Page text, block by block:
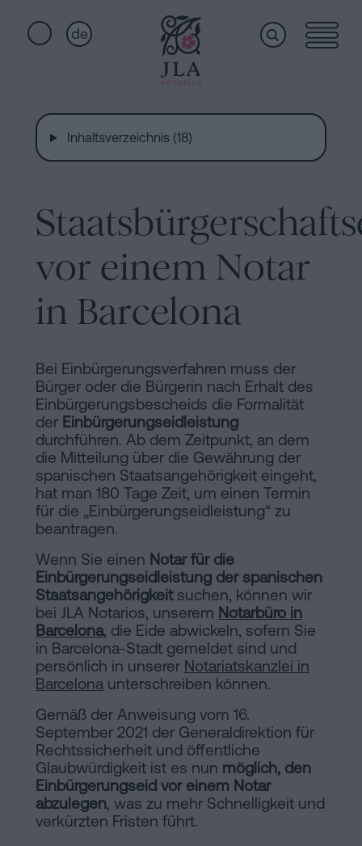
de
Home
Dienstleistungen
Wer
wir
sind
Installationen
Online-
Notariat
Blog
Kontaktieren
Rechtlicher
Hinweis
Cookie-
Richtlinie
Manifest
Staatsbürgerschaftseid
Notariat
in
Kaufvertrag
Barcelona
Auflösung
einer
eingetragenen
Lebenspartnerschaft
in
Barcelona
Online-
Notariat
Handels-
und
Gesellschaftsrecht
Eine
Erbschaft
in
fünf
Schritten
abwickeln
Kann
man
eine
Inhaltsverzeichnis (18)
vor einem Notar
in Barcelona
Bei Einbürgerungsverfahren muss der
Bürger oder die Bürgerin nach Erhalt des
Einbürgerungsbescheids die Formalität
der Einbürgerungseidleistung
durchführen. Ab dem Zeitpunkt, an dem
die Mitteilung über die Gewährung der
spanischen Staatsangehörigkeit eingeht,
hat man 180 Tage Zeit, um einen Termin
für die „Einbürgerungseidleistung“ zu
beantragen.
Wenn Sie einen Notar für die
Einbürgerungseidleistung der spanischen
Staatsangehörigkeitsuchen, können wir
bei JLA Notarios, unserem Notarbüro in
Barcelona, die Eide abwickeln, sofern Sie
in Barcelona-Stadt gemeldet sind und
persönlich in unserer Notariatskanzlei in
Barcelona unterschreiben können.
Gemäß der Anweisung vom 16.
September 2021 der Generaldirektion für
Rechtssicherheit und öffentliche
Glaubwürdigkeit ist es nun möglich, den
Einbürgerungseid vor einem Notar
abzulegen, was zu mehr Schnelligkeit und
verkürzten Fristen führt.